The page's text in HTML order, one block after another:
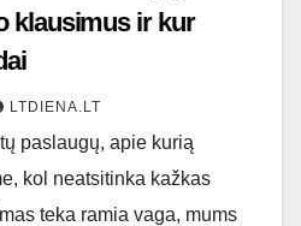
klausimus ir kur
LTDIENA.LT
paslaugų, apie kurią
kol neatsitinka kažkas
teka ramia vaga, mums